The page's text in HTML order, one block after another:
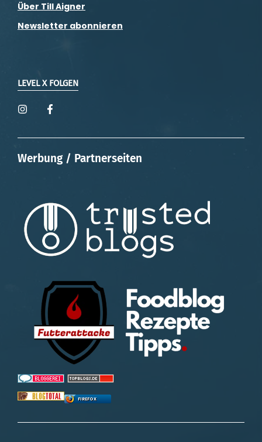
Über Till Aigner
Newsletter abonnieren
LEVEL X FOLGEN
Werbung / Partnerseiten
FIREFOX